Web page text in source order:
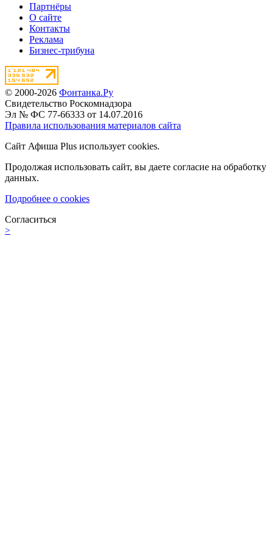
Партнёры
О сайте
Контакты
Реклама
Бизнес-трибуна
© 2000-2026 Фонтанка.Ру
Свидетельство Роскомнадзора
Эл № ФС 77-66333 от 14.07.2016
Правила использования материалов сайта
Сайт Афиша Plus использует cookies.
Продолжая использовать сайт, вы даете согласие на обработку
данных.
Подробнее о cookies
Согласиться
>